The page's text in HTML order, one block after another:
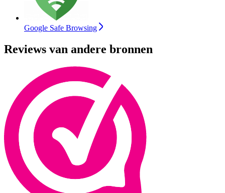
Google Safe Browsing
Reviews van andere bronnen